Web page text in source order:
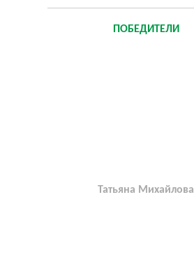
ПОБЕДИТЕЛИ
Татьяна Михайлова